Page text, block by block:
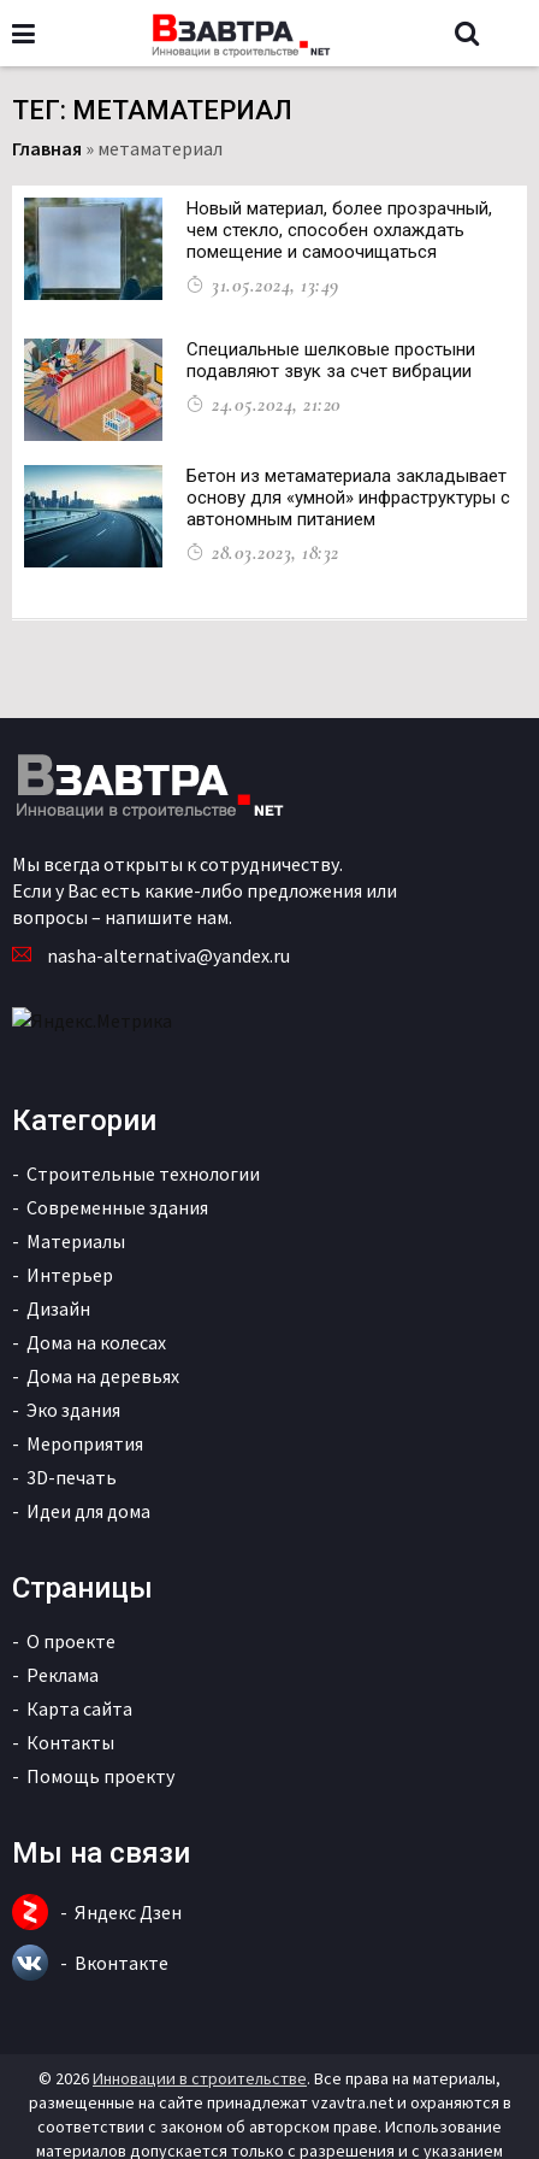
ТЕГ: МЕТАМАТЕРИАЛ
Главная » метаматериал
Новый материал, более прозрачный,
чем стекло, способен охлаждать
помещение и самоочищаться
31.05.2024, 13:49
Специальные шелковые простыни
подавляют звук за счет вибрации
24.05.2024, 21:20
Бетон из метаматериала закладывает
основу для «умной» инфраструктуры с
автономным питанием
28.03.2023, 18:32
Мы всегда открыты к сотрудничеству.
Если у Вас есть какие-либо предложения или
вопросы – напишите нам.
nasha-alternativa@yandex.ru
Категории
Строительные технологии
Современные здания
Материалы
Интерьер
Дизайн
Дома на колесах
Дома на деревьях
Эко здания
Мероприятия
3D-печать
Идеи для дома
Страницы
О проекте
Реклама
Карта сайта
Контакты
Помощь проекту
Мы на связи
Яндекс Дзен
Вконтакте
© 2026Инновации в строительстве. Все права на материалы,
размещенные на сайте принадлежат vzavtra.net и охраняются в
соответствии с законом об авторском праве. Использование
материалов допускается только с разрешения и с указанием